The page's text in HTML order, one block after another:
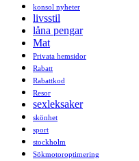
konsol nyheter
livsstil
låna pengar
Mat
Privata hemsidor
Rabatt
Rabattkod
Resor
sexleksaker
skönhet
sport
stockholm
Sökmotoroptimering